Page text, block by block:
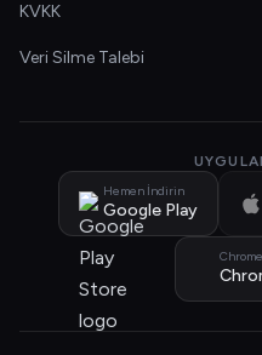
KVKK
Veri Silme Talebi
Hemen İndirin
Google Play